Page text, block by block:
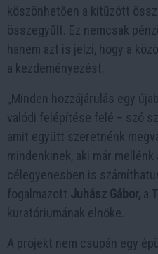
köszönhetően a kitűzött
összegyűlt. Ez nemcsak
hanem azt is jelzi, hogy a
a kezdeményezést.
„Minden hozzájárulás egy
valódi felépítése felé – szó
amit együtt szeretnénk
mindenkinek, aki már
célegyenesben is
fogalmazott Juhász Gábor, a
kuratóriumának elnöke.
A projekt nem csupán egy